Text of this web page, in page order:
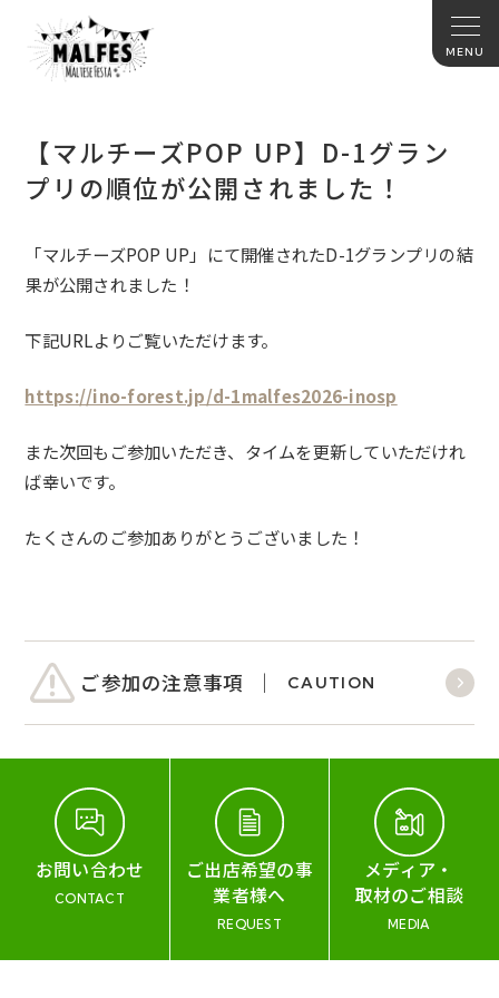
【マルチーズPOP UP】D-1グラン
プリの順位が公開されました！
「マルチーズPOP UP 」にて開催されたD-1グランプリの結
果が公開されました！
下記URLよりご覧いただけます。
https://ino-forest.jp/d-1malfes2026-inosp
また次回もご参加いただき、タイムを更新していただけれ
ば幸いです。
たくさんのご参加ありがとうございました！
ご参加の注意事項 CAUTION
お問い合わせ
CONTACT
ご出店希望の事
業者様へ
REQUEST
メディア・
取材のご相談
MEDIA